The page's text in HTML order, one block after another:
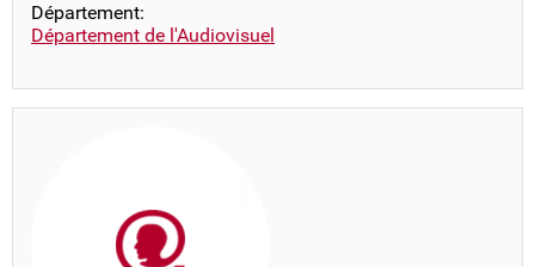
Département:
Département de l'Audiovisuel